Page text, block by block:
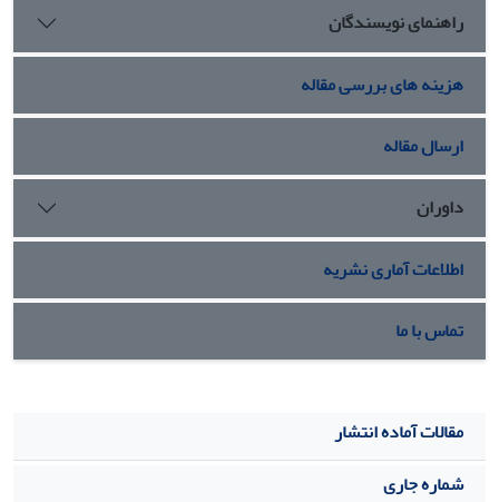
راهنمای نویسندگان
هزینه های بررسی مقاله
ارسال مقاله
داوران
اطلاعات آماری نشریه
تماس با ما
مقالات آماده انتشار
شماره جاری